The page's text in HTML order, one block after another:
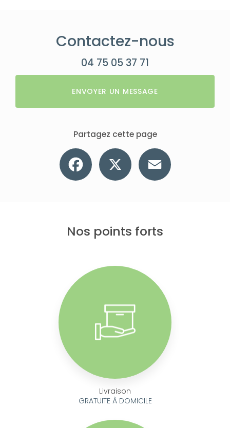
Contactez-nous
04 75 05 37 71
ENVOYER UN MESSAGE
Partagez cette page
Facebook
Nos points forts
Livraison
GRATUITE À DOMICILE